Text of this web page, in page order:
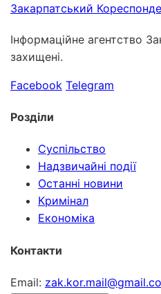
Закарпатський
Інформаційне агентство
захищені.
Facebook Telegram
Розділи
Суспільство
Надзвичайні події
Останні новини
Кримінал
Економіка
Контакти
Email: